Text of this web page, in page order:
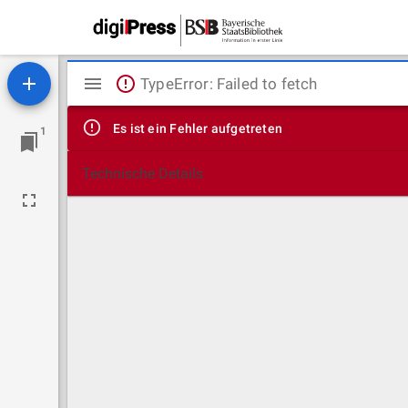
1
Mirador
Viewer
TypeError: Failed to fetch
Es ist ein Fehler aufgetreten
Technische Details